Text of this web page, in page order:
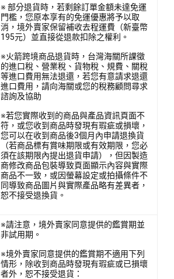
※ 部分退貨時，若剩餘訂單金額未達免運
門檻，您原本享有的免運優惠將予以取
消，境外賣家保留補收去程運費（新臺幣
195元）並直接從退款扣除之權利。
※火箭跨境商品退貨時，台灣海關所課徵
的進口稅、營業稅、貨物稅、規費、關稅
等進口費用無法退還，若您有意請求退還
進口費用，請向海關或您的稅務顧問尋求
諮詢及協助
※若您實際收到的商品與產品資訊頁面不
符，或您收到商品時發現有瑕疵或損壞，
您可以在收到商品後3個月內申請退換貨
（若商品標有賞味期限或有效期限，您必
須在該期限內提出退貨申請），但因製造
商修改商品包裝導致頁面顯示內容與實際
商品不一致，或因螢幕設定或拍攝條件不
同導致商品圖片與實際產品略有差異者，
恕不接受退換貨。
※請注意，境外賣家同意提供的鑑賞期並
非試用期。
※境外賣家同意提供的鑑賞期不適用下列
情形，除收到商品時發現有瑕疵或已損壞
者外，恕不接受退貨：